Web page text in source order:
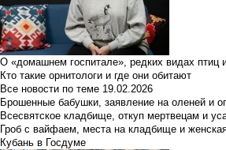
О «домашнем госпитале», редких видах птиц
Кто такие орнитологи и где они обитают
Все новости по теме 19.02.2026
Брошенные бабушки, заявление на оленей и
Всесвятское кладбище, откуп мертвецам и
Гроб с вайфаем, места на кладбище и
Кубань в Госдуме